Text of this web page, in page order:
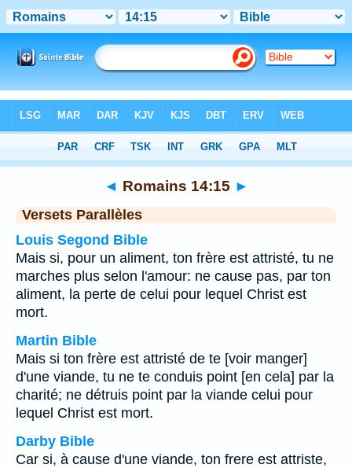
Chapitre 14 > Verset 15
◄ Romains 14:15 ►
Versets Parallèles
Louis Segond Bible
Mais si, pour un aliment, ton frère est attristé, tu ne
marches plus selon l'amour: ne cause pas, par ton
aliment, la perte de celui pour lequel Christ est
mort.
Martin Bible
Mais si ton frère est attristé de te [voir manger]
d'une viande, tu ne te conduis point [en cela] par la
charité; ne détruis point par la viande celui pour
lequel Christ est mort.
Darby Bible
Car si, à cause d'une viande, ton frere est attriste,